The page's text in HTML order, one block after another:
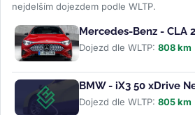
nejdelším dojezdem podle WLTP.
Mercedes-Benz - CLA
Dojezd dle WLTP: 808 km
BMW - iX3 50 xDrive
Dojezd dle WLTP: 805 km